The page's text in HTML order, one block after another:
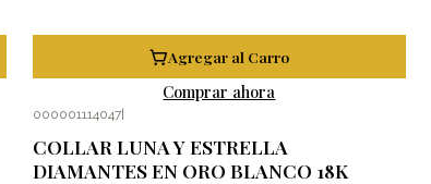
Agregar al Carro
Comprar ahora
000001114047|
COLLAR LUNA Y ESTRELLA
DIAMANTES EN ORO BLANCO 18K